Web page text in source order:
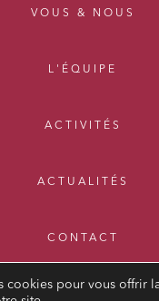
VOUS & NOUS
L'ÉQUIPE
ACTIVITÉS
ACTUALITÉS
CONTACT
cookies pour vous offrir